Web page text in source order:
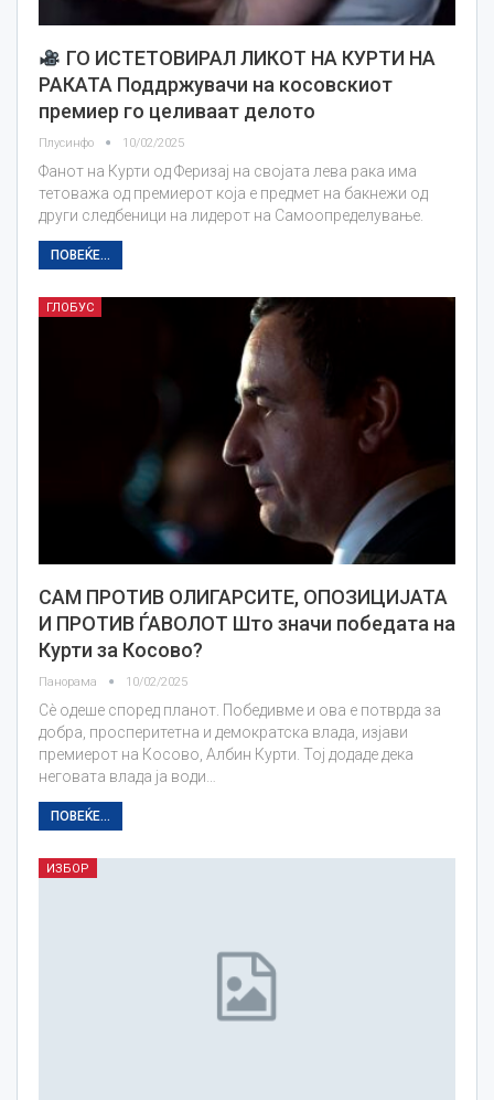
ГО ИСТЕТОВИРАЛ ЛИКОТ НА КУРТИ НА
РАКАТА Поддржувачи на косовскиот
премиер го целиваат делото
Плусинфо 10/02/2025
Фанот на Курти од Феризај на својата лева рака има
тетоважа од премиерот која е предмет на бакнежи од
други следбеници на лидерот на Самоопределување.
ПОВЕЌЕ...
ГЛОБУС
САМ ПРОТИВ ОЛИГАРСИТЕ, ОПОЗИЦИЈАТА
И ПРОТИВ ЃАВОЛОТ Што значи победата на
Курти за Косово?
Панорама 10/02/2025
Сè одеше според планот. Победивме и ова е потврда за
добра, просперитетна и демократска влада, изјави
премиерот на Косово, Албин Курти. Тој додаде дека
неговата влада ја води…
ПОВЕЌЕ...
ИЗБОР